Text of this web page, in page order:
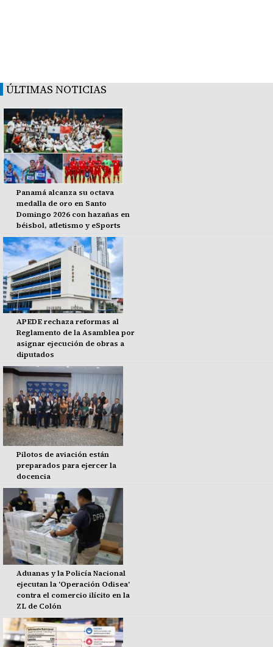
ÚLTIMAS NOTICIAS
Panamá alcanza su octava
medalla de oro en Santo
Domingo 2026 con hazañas en
béisbol, atletismo y eSports
APEDE rechaza reformas al
Reglamento de la Asamblea por
asignar ejecución de obras a
diputados
Pilotos de aviación están
preparados para ejercer la
docencia
Aduanas y la Policía Nacional
ejecutan la 'Operación Odisea'
contra el comercio ilícito en la
ZL de Colón